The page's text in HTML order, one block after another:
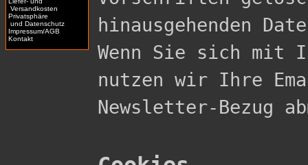
Versandkosten
Privatsphäre
und Datenschutz
Impressum/AGB
Kontakt
hinausgehenden
Wenn Sie sich mit
nutzen wir Ihre
Newsletter-Bezug